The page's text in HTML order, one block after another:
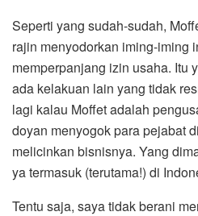
Seperti yang sudah-sudah,
rajin menyodorkan iming-iming
memperpanjang izin usaha. Itu
ada kelakuan lain yang tidak
lagi kalau Moffet adalah
doyan menyogok para pejabat
melicinkan bisnisnya. Yang
ya termasuk (terutama!) di
Tentu saja, saya tidak berani